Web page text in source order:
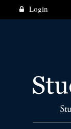
Login